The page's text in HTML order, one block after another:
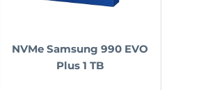
NVMe Samsung 990 EVO
Plus 1 TB